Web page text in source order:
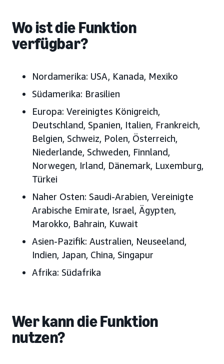
Wo ist die Funktion
verfügbar?
Nordamerika: USA, Kanada, Mexiko
Südamerika: Brasilien
Europa: Vereinigtes Königreich,
Deutschland, Spanien, Italien, Frankreich,
Belgien, Schweiz, Polen, Österreich,
Niederlande, Schweden, Finnland,
Norwegen, Irland, Dänemark, Luxemburg,
Türkei
Naher Osten: Saudi-Arabien, Vereinigte
Arabische Emirate, Israel, Ägypten,
Marokko, Bahrain, Kuwait
Asien-Pazifik: Australien, Neuseeland,
Indien, Japan, China, Singapur
Afrika: Südafrika
Wer kann die Funktion
nutzen?